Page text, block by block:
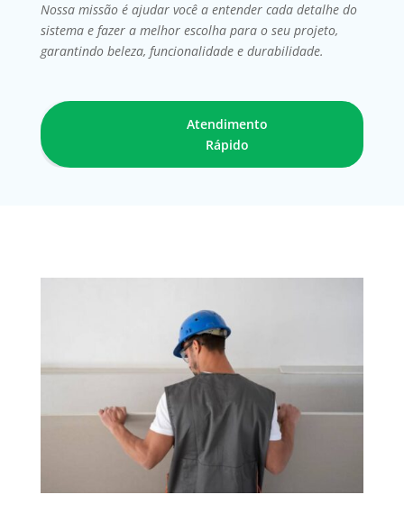
Nossa missão é ajudar você a entender cada detalhe do
sistema e fazer a melhor escolha para o seu projeto,
garantindo beleza, funcionalidade e durabilidade.
Atendimento
Rápido